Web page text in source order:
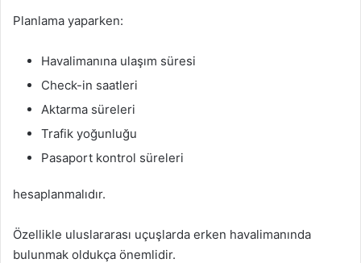
Planlama yaparken:
Havalimanına ulaşım süresi
Check-in saatleri
Aktarma süreleri
Trafik yoğunluğu
Pasaport kontrol süreleri
hesaplanmalıdır.
Özellikle uluslararası uçuşlarda erken havalimanında
bulunmak oldukça önemlidir.